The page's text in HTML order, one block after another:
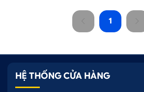
(GM).
1
HỆ THỐNG CỬA HÀNG